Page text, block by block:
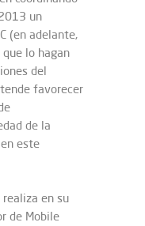
un
(en adelante,
lo hagan
del
favorecer
de la
este
realiza en su
de Mobile